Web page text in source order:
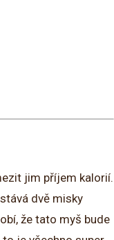
jim příjem kalorií.
dvě misky
že tato myš bude